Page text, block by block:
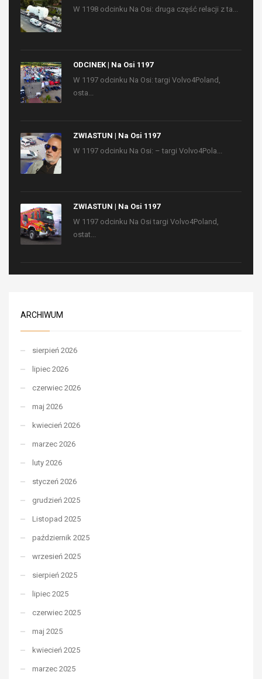
W 1198 odcinku Na Osi: druga część relacji z ta...
ODCINEK | Na Osi 1197
W 1197 odcinku Na Osi: targi Volvo4Poland,
osta...
ZWIASTUN | Na Osi 1197
W 1197 odcinku Na Osi: – targi Volvo4Pola...
ZWIASTUN | Na Osi 1197
W 1197 odcinku Na Osi targi Volvo4Poland,
ostat...
ARCHIWUM
sierpień 2026
lipiec 2026
czerwiec 2026
maj 2026
kwiecień 2026
marzec 2026
luty 2026
styczeń 2026
grudzień 2025
Listopad 2025
październik 2025
wrzesień 2025
sierpień 2025
lipiec 2025
czerwiec 2025
maj 2025
kwiecień 2025
marzec 2025